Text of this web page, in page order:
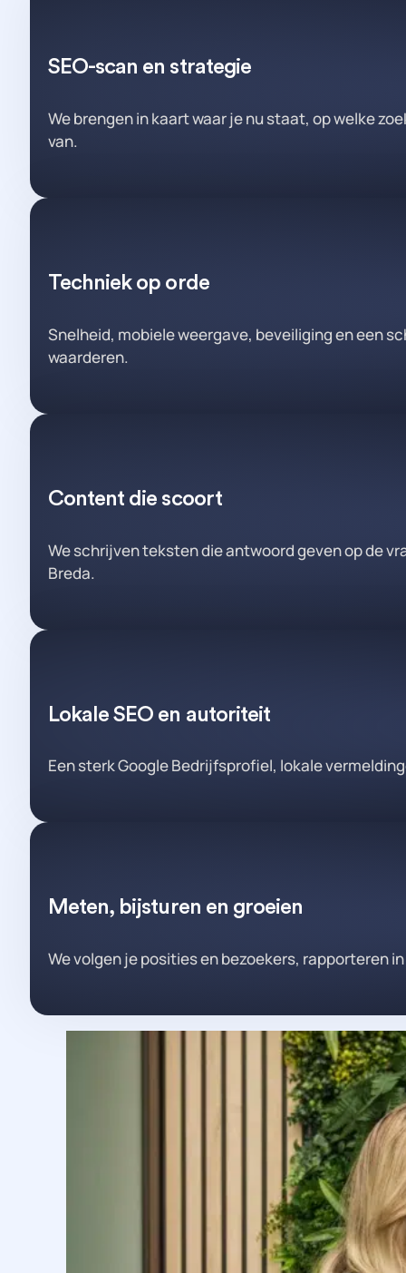
SEO-scan en strategie
We brengen in kaart waar je nu staat, op welke
van.
Techniek op orde
Snelheid, mobiele weergave, beveiliging en een
waarderen.
Content die scoort
We schrijven teksten die antwoord geven op de
Breda.
Lokale SEO en autoriteit
Een sterk Google Bedrijfsprofiel, lokale
Meten, bijsturen en groeien
We volgen je posities en bezoekers, rapporteren